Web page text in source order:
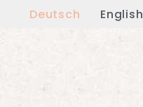
Deutsch English